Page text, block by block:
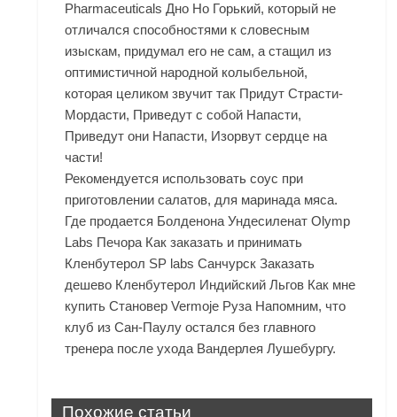
Pharmaceuticals Дно Но Горький, который не
отличался способностями к словесным
изыскам, придумал его не сам, а стащил из
оптимистичной народной колыбельной,
которая целиком звучит так Придут Страсти-
Мордасти, Приведут с собой Напасти,
Приведут они Напасти, Изорвут сердце на
части!
Рекомендуется использовать соус при
приготовлении салатов, для маринада мяса.
Где продается Болденона Ундесиленат Olymp
Labs Печора Как заказать и принимать
Кленбутерол SP labs Санчурск Заказать
дешево Кленбутерол Индийский Льгов Как мне
купить Становер Vermoje Руза Напомним, что
клуб из Сан-Паулу остался без главного
тренера после ухода Вандерлея Лушебургу.
Похожие статьи